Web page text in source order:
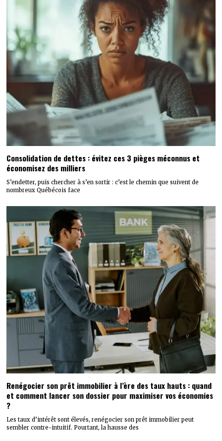
Consolidation de dettes : évitez ces 3 pièges méconnus et
économisez des milliers
S’endetter, puis chercher à s’en sortir : c’est le chemin que suivent de
nombreux Québécois face
Renégocier son prêt immobilier à l’ère des taux hauts : quand
et comment lancer son dossier pour maximiser vos économies
?
Les taux d’intérêt sont élevés, renégocier son prêt immobilier peut
sembler contre-intuitif. Pourtant, la hausse des